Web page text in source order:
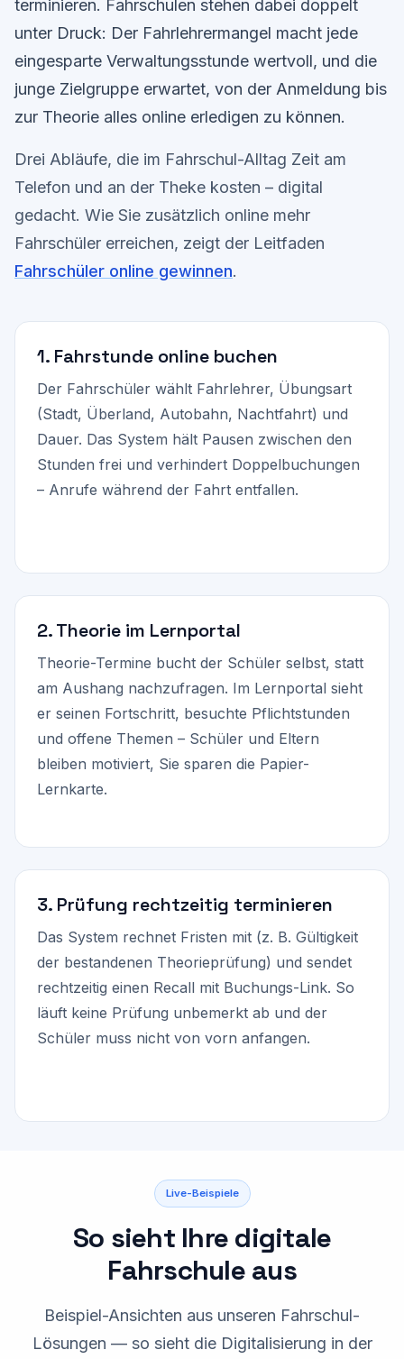
terminieren. Fahrschulen stehen dabei doppelt
unter Druck: Der Fahrlehrermangel macht jede
eingesparte Verwaltungsstunde wertvoll, und die
junge Zielgruppe erwartet, von der Anmeldung bis
zur Theorie alles online erledigen zu können.
Drei Abläufe, die im Fahrschul-Alltag Zeit am
Telefon und an der Theke kosten – digital
gedacht. Wie Sie zusätzlich online mehr
Fahrschüler erreichen, zeigt der Leitfaden
Fahrschüler online gewinnen.
1. Fahrstunde online buchen
Der Fahrschüler wählt Fahrlehrer, Übungsart
(Stadt, Überland, Autobahn, Nachtfahrt) und
Dauer. Das System hält Pausen zwischen den
Stunden frei und verhindert Doppelbuchungen
– Anrufe während der Fahrt entfallen.
2. Theorie im Lernportal
Theorie-Termine bucht der Schüler selbst, statt
am Aushang nachzufragen. Im Lernportal sieht
er seinen Fortschritt, besuchte Pflichtstunden
und offene Themen – Schüler und Eltern
bleiben motiviert, Sie sparen die Papier-
Lernkarte.
3. Prüfung rechtzeitig terminieren
Das System rechnet Fristen mit (z. B. Gültigkeit
der bestandenen Theorieprüfung) und sendet
rechtzeitig einen Recall mit Buchungs-Link. So
läuft keine Prüfung unbemerkt ab und der
Schüler muss nicht von vorn anfangen.
Live-Beispiele
So sieht Ihre digitale
Fahrschule aus
Beispiel-Ansichten aus unseren Fahrschul-
Lösungen — so sieht die Digitalisierung in der